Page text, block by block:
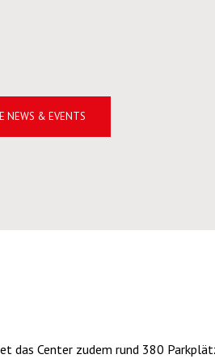
NEWS & EVENTS
das Center zudem rund 380